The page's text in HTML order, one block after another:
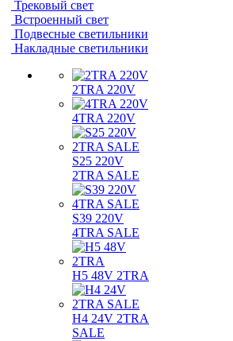
Трековый свет
Встроенный свет
Подвесные светильники
Накладные светильники
2TRA 220V
4TRA 220V
S25 220V
2TRA SALE
S39 220V
4TRA SALE
H5 48V 2TRA
H4 24V 2TRA
SALE